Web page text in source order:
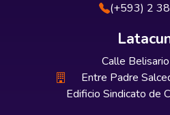
(+593) 2
Calle
Entre Padre
Edificio Sindicato de